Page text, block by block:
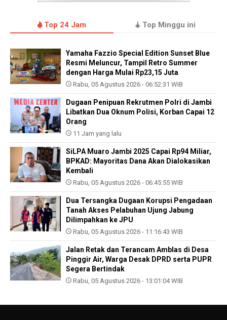
Top 24 Jam Top Minggu ini
Yamaha Fazzio Special Edition Sunset Blue
Resmi Meluncur, Tampil Retro Summer
dengan Harga Mulai Rp23,15 Juta
Rabu, 05 Agustus 2026 - 06:52:31 WIB
Dugaan Penipuan Rekrutmen Polri di Jambi
Libatkan Dua Oknum Polisi, Korban Capai 12
Orang
11 Jam yang lalu
SiLPA Muaro Jambi 2025 Capai Rp94 Miliar,
BPKAD: Mayoritas Dana Akan Dialokasikan
Kembali
Rabu, 05 Agustus 2026 - 06:45:55 WIB
Dua Tersangka Dugaan Korupsi Pengadaan
Tanah Akses Pelabuhan Ujung Jabung
Dilimpahkan ke JPU
Rabu, 05 Agustus 2026 - 11:16:43 WIB
Jalan Retak dan Terancam Amblas di Desa
Pinggir Air, Warga Desak DPRD serta PUPR
Segera Bertindak
Rabu, 05 Agustus 2026 - 13:01:04 WIB